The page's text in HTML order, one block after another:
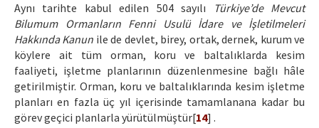
Aynı tarihte kabul edilen 504 sayılı
Türkiye’de Mevcut
Bilumum Ormanların Fenni Usulü İdare ve İşletilmeleri
Hakkında Kanun ile de devlet, birey, ortak, dernek, kurum ve
köylere ait tüm orman, koru ve baltalıklarda kesim
faaliyeti, işletme planlarının düzenlenmesine bağlı hâle
getirilmiştir. Orman, koru ve baltalıklarında kesim işletme
planları en fazla üç yıl içerisinde tamamlanana kadar bu
görev geçici planlarla yürütülmüştür[14] .